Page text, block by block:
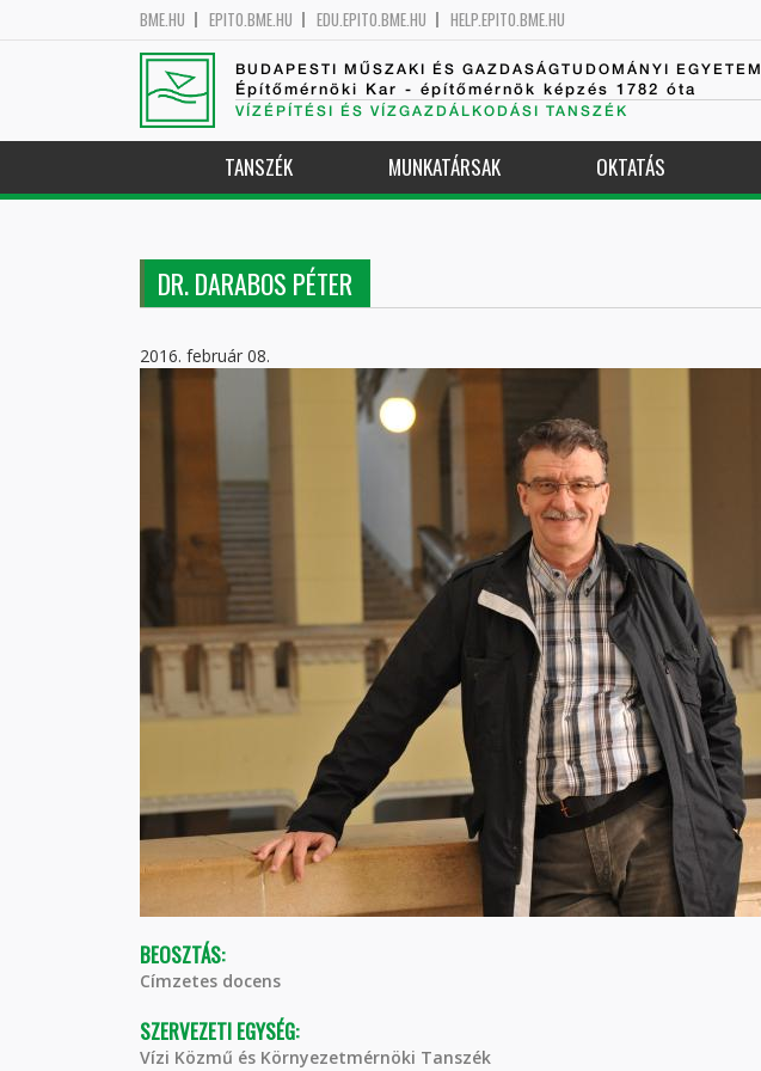
BME.HU EPITO.BME.HU EDU.EPITO.BME.HU HELP.EPITO.BME.HU
BUDAPESTI MŰSZAKI ÉS GAZDASÁGTUDOMÁNYI EGYETEM
Építőmérnöki Kar - építőmérnök képzés 1782 óta
VÍZÉPÍTÉSI ÉS VÍZGAZDÁLKODÁSI TANSZÉK
TANSZÉK MUNKATÁRSAK OKTATÁS
DR. DARABOS PÉTER
2016. február 08.
BEOSZTÁS:
Címzetes docens
SZERVEZETI EGYSÉG:
Vízi Közmű és Környezetmérnöki Tanszék